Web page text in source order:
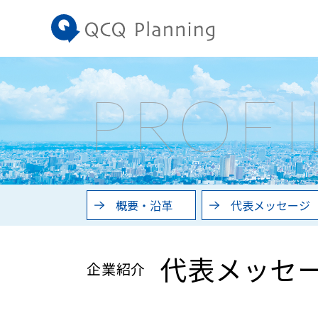
概要・沿革 代表メッセージ
企業紹介 代表メッセ